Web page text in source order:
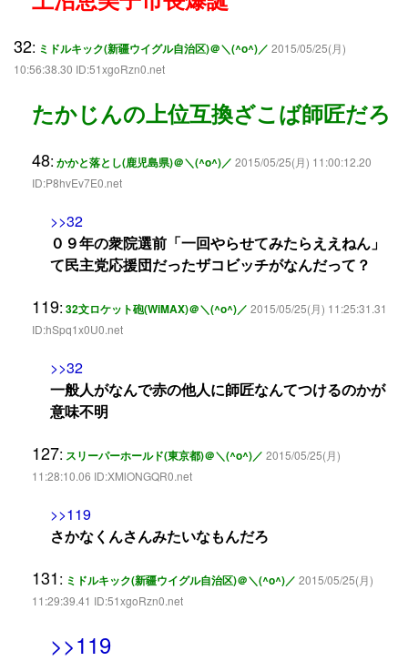
32: ミドルキック(新疆ウイグル自治区)＠＼(^o^)／ 2015/05/25(月)
10:56:38.30 ID:51xgoRzn0.net
たかじんの上位互換ざこば師匠だろ
48: かかと落とし(鹿児島県)＠＼(^o^)／ 2015/05/25(月) 11:00:12.20
ID:P8hvEv7E0.net
>>32
０９年の衆院選前「一回やらせてみたらええねん」
て民主党応援団だったザコビッチがなんだって？
119: 32文ロケット砲(WiMAX)＠＼(^o^)／ 2015/05/25(月) 11:25:31.31
ID:hSpq1x0U0.net
>>32
一般人がなんで赤の他人に師匠なんてつけるのかが
意味不明
127: スリーパーホールド(東京都)＠＼(^o^)／ 2015/05/25(月)
11:28:10.06 ID:XMlONGQR0.net
>>119
さかなくんさんみたいなもんだろ
131: ミドルキック(新疆ウイグル自治区)＠＼(^o^)／ 2015/05/25(月)
11:29:39.41 ID:51xgoRzn0.net
>>119